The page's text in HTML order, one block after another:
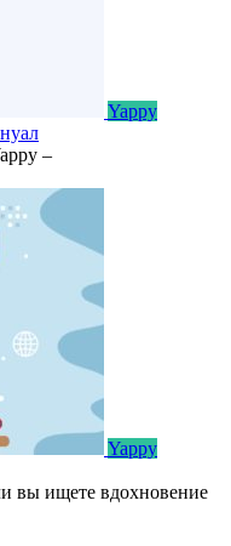
Yappy
–
Yappy
вы ищете вдохновение